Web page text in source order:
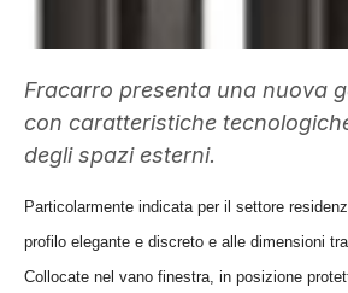
Fracarro presenta una nuova
con caratteristiche
degli spazi esterni.
Particolarmente indicata per il settore
profilo elegante e discreto e alle dimensioni
Collocate nel vano finestra, in posizione